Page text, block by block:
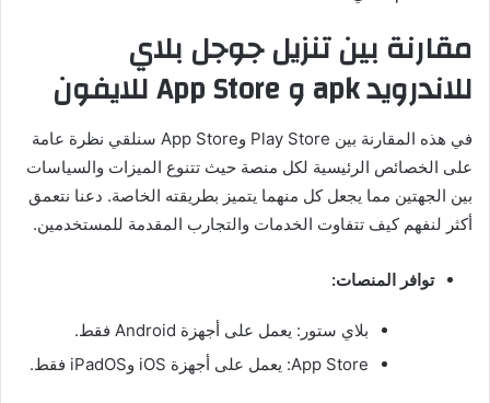
مقارنة بين تنزيل جوجل بلاي
للاندرويد apk و App Store للايفون
في هذه المقارنة بين Play Store وApp Store سنلقي نظرة عامة
على الخصائص الرئيسية لكل منصة حيث تتنوع الميزات والسياسات
بين الجهتين مما يجعل كل منهما يتميز بطريقته الخاصة. دعنا نتعمق
أكثر لنفهم كيف تتفاوت الخدمات والتجارب المقدمة للمستخدمين.
توافر المنصات:
بلاي ستور: يعمل على أجهزة Android فقط.
App Store: يعمل على أجهزة iOS وiPadOS فقط.